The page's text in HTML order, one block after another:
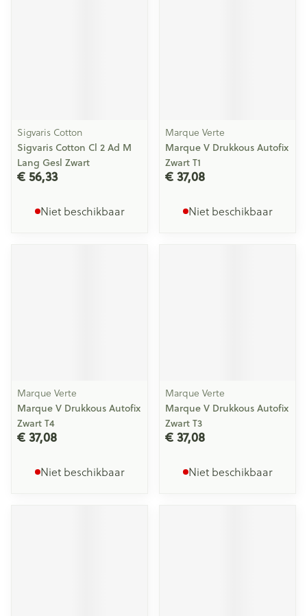
Sigvaris Cotton
Sigvaris Cotton Cl 2 Ad M
Lang Gesl Zwart
€ 56,33
Niet beschikbaar
Marque Verte
Marque V Drukkous Autofix
Zwart T1
€ 37,08
Niet beschikbaar
Marque Verte
Marque V Drukkous Autofix
Zwart T4
€ 37,08
Niet beschikbaar
Marque Verte
Marque V Drukkous Autofix
Zwart T3
€ 37,08
Niet beschikbaar